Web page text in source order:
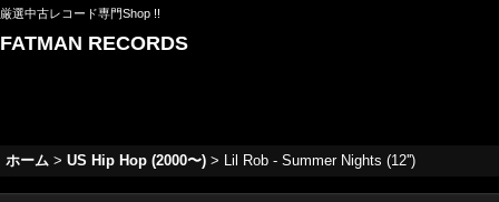
厳選中古レコード専門Shop !!
FATMAN RECORDS
ホーム > US Hip Hop (2000〜) > Lil Rob - Summer Nights (12'')